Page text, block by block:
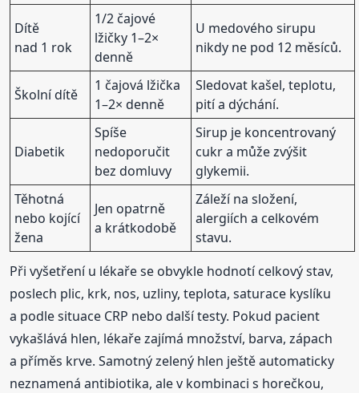
Dítě
nad 1 rok
1/2 čajové
lžičky 1–2×
denně
U medového sirupu
nikdy ne pod 12 měsíců.
Školní dítě
1 čajová lžička
1–2× denně
Sledovat kašel, teplotu,
pití a dýchání.
Diabetik
Spíše
nedoporučit
bez domluvy
Sirup je koncentrovaný
cukr a může zvýšit
glykemii.
Těhotná
nebo kojící
žena
Jen opatrně
a krátkodobě
Záleží na složení,
alergiích a celkovém
stavu.
Při vyšetření u lékaře se obvykle hodnotí celkový stav,
poslech plic, krk, nos, uzliny, teplota, saturace kyslíku
a podle situace CRP nebo další testy. Pokud pacient
vykašlává hlen, lékaře zajímá množství, barva, zápach
a příměs krve. Samotný zelený hlen ještě automaticky
neznamená antibiotika, ale v kombinaci s horečkou,